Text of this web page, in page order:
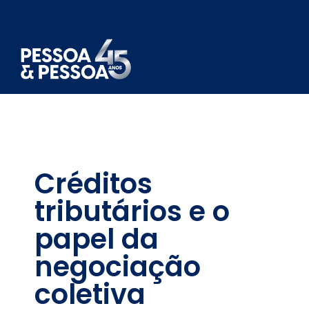
Créditos
tributários e o
papel da
negociação
coletiva